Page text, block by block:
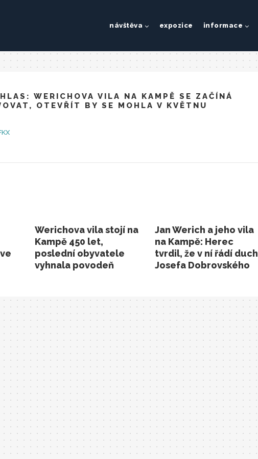
návštěva expozice informace
WERICHOVA VILA NA KAMPĚ SE ZAČÍNÁ
OTEVŘÍT BY SE MOHLA V KVĚTNU
Werichova vila stojí na
Kampě 450 let,
poslední obyvatele
vyhnala povodeň
Jan Werich a jeho vila
na Kampě: Herec
tvrdil, že v ní řádí duch
Josefa Dobrovského